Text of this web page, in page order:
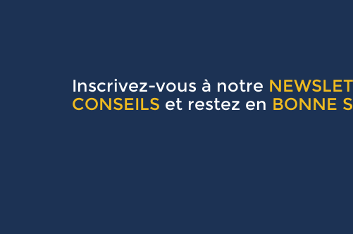
Inscrivez-vous à notre
CONSEILS et restez en BONNE